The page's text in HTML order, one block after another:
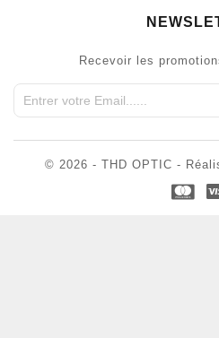
Recevoir les
© 2026 - THD OPTIC -